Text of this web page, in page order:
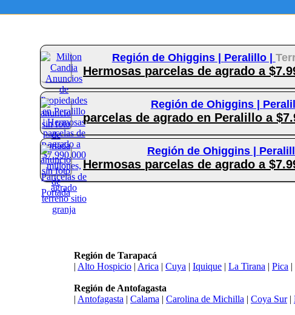
Región de Ohiggins | Peralillo |
Hermosas parcelas de agrado a
Región de Ohiggins |
parcelas de agrado en Peralillo a
Región de Ohiggins |
Hermosas parcelas de agrado a
Región de Tarapacá
| Alto Hospicio | Arica | Cuya | Iquique | La Tirana | Pica |
Región de Antofagasta
| Antofagasta | Calama | Carolina de Michilla | Coya Sur|